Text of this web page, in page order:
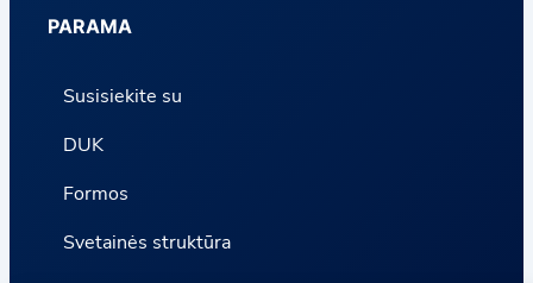
PARAMA
Susisiekite su
DUK
Formos
Svetainės struktūra